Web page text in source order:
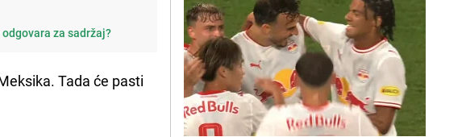
za sadržaj?
Tada će pasti